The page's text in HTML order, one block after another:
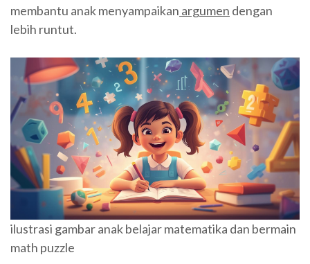
membantu anak menyampaikan argumen dengan
lebih runtut.
ilustrasi gambar anak belajar matematika dan bermain
math puzzle